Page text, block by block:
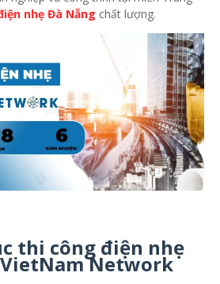
nhẹ Đà Nẵng chất lượng.
thi công điện nhẹ
Network